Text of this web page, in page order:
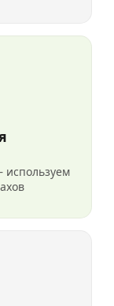
используем